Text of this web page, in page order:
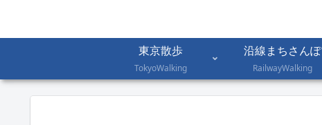
東京散歩
TokyoWalking
沿線まちさんぽ
RailwayWalking